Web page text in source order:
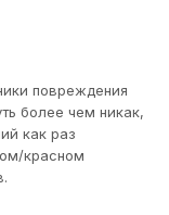
повреждения
более чем никак,
как раз
красном